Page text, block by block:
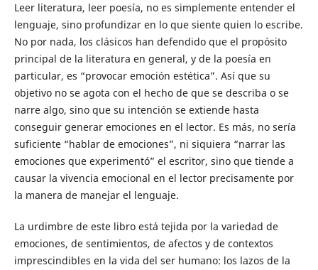
Leer literatura, leer poesía, no es simplemente entender el
lenguaje, sino profundizar en lo que siente quien lo escribe.
No por nada, los clásicos han defendido que el propósito
principal de la literatura en general, y de la poesía en
particular, es “provocar emoción estética”. Así que su
objetivo no se agota con el hecho de que se describa o se
narre algo, sino que su intención se extiende hasta
conseguir generar emociones en el lector. Es más, no sería
suficiente “hablar de emociones”, ni siquiera “narrar las
emociones que experimentó” el escritor, sino que tiende a
causar la vivencia emocional en el lector precisamente por
la manera de manejar el lenguaje.
La urdimbre de este libro está tejida por la variedad de
emociones, de sentimientos, de afectos y de contextos
imprescindibles en la vida del ser humano: los lazos de la